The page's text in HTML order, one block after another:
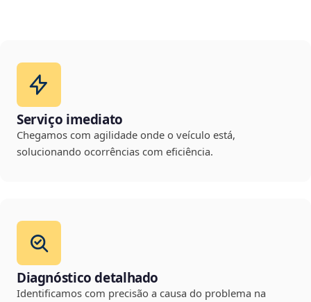
Serviço imediato
Chegamos com agilidade onde o veículo está,
solucionando ocorrências com eficiência.
Diagnóstico detalhado
Identificamos com precisão a causa do problema na